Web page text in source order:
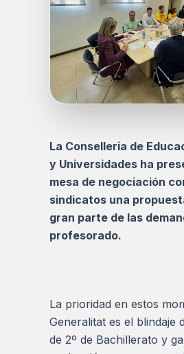
La Conselleria de
y Universidades ha
mesa de negociación
sindicatos una
gran parte de las
profesorado.
La prioridad en estos
Generalitat es el blindaje
de 2º de Bachillerato y